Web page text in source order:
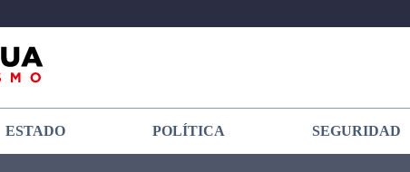
ESTADO POLÍTICA SEGURIDAD